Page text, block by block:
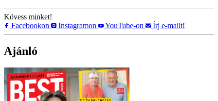
Kövess minket!
Facebookon
Instagramon YouTube-on Írj e-mailt!
Ajánló